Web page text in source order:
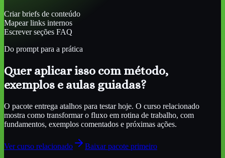
Criar briefs de conteúdo
Mapear links internos
Escrever seções FAQ
Do prompt para a prática
Quer aplicar isso com método,
exemplos e aulas guiadas?
O pacote entrega atalhos para testar hoje. O curso relacionado
mostra como transformar o fluxo em rotina de trabalho, com
fundamentos, exemplos comentados e próximas ações.
Ver curso relacionado
Baixar pacote primeiro